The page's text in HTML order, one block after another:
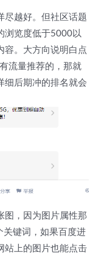
尽越好。但社区话题
浏览度低于5000以
容。大方向说明白点
流量推荐的，那就
细后期冲的排名就会
图，因为图片属性那
关键词，如果百度进
站上的图片也能点击